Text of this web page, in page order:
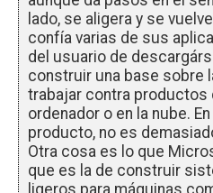
lado, se aligera y se
confía varias de sus
del usuario de
construir una base sobre
trabajar contra productos
ordenador o en la nube.
producto, no es
Otra cosa es lo que
que es la de construir
ligeros para máquinas